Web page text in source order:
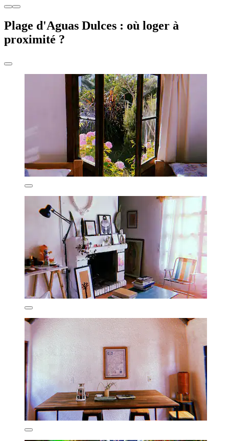
Plage d'Aguas Dulces : où loger à
proximité ?